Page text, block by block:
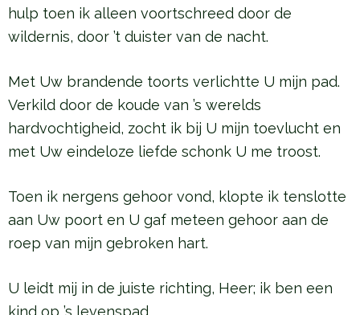
hulp toen ik alleen voortschreed door de
wildernis, door ’t duister van de nacht.
Met Uw brandende toorts verlichtte U mijn pad.
Verkild door de koude van ’s werelds
hardvochtigheid, zocht ik bij U mijn toevlucht en
met Uw eindeloze liefde schonk U me troost.
Toen ik nergens gehoor vond, klopte ik tenslotte
aan Uw poort en U gaf meteen gehoor aan de
roep van mijn gebroken hart.
U leidt mij in de juiste richting, Heer; ik ben een
kind op ’s levenspad.